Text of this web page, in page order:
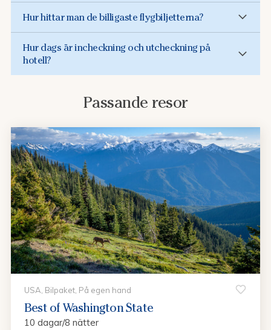
Hur hittar man de billigaste flygbiljetterna?
Hur dags är incheckning och utcheckning på
hotell?
Passande resor
USA, Bilpaket, På egen hand
Best of Washington State
10 dagar/8 nätter